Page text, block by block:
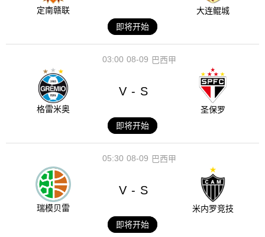
定南赣联
大连鲲城
即将开始
08-09
03:00 巴西甲
格雷米奥
V - S
圣保罗
即将开始
08-09
05:30 巴西甲
瑞模贝雷
V - S
米内罗竞技
即将开始